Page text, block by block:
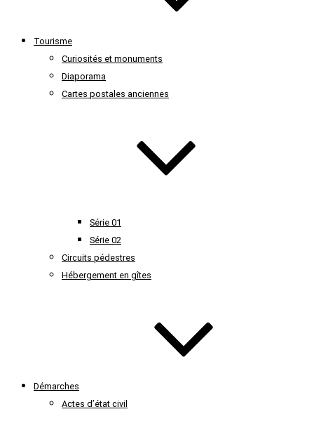
Tourisme
Curiosités et monuments
Diaporama
Cartes postales anciennes
Série 01
Série 02
Circuits pédestres
Hébergement en gîtes
Démarches
Actes d’état civil